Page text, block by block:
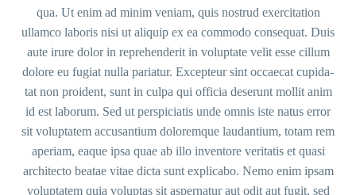
qua. Ut enim ad minim veniam, quis nostrud exer­ci­ta­ti­on
ullam­co labo­ris nisi ut ali­quip ex ea com­mo­do con­se­quat. Duis
aute irure dolor in repre­hen­de­rit in volupt­ate velit esse cil­lum
dolo­re eu fugi­at nulla paria­tur. Excep­teur sint occae­cat cupi­da­
tat non pro­ident, sunt in cul­pa qui offi­cia deser­unt mol­lit anim
id est laborum. Sed ut per­spi­cia­tis unde omnis iste natus error
sit volupt­atem accu­san­ti­um dolo­rem­que lau­dan­ti­um, totam rem
ape­ri­am, eaque ipsa quae ab illo inven­to­re veri­ta­tis et qua­si
archi­tec­to bea­tae vitae dic­ta sunt expli­c­abo. Nemo enim ipsam
volupt­atem quia volupt­as sit asper­na­tur aut odit aut fugit, sed